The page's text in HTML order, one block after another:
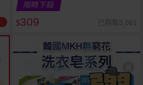
限時下殺
$309 已銷售5,061